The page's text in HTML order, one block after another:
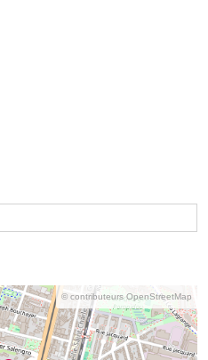
© contributeurs OpenStreetMap